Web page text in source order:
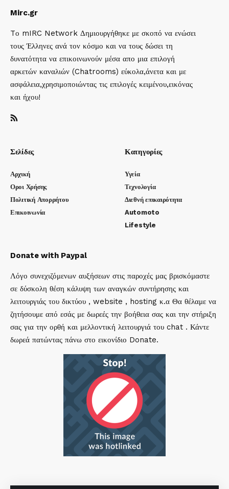
Mirc.gr
Tο mIRC Network Δημιουργήθηκε με σκοπό να ενώσει
τους Έλληνες ανά τον κόσμο και να τους δώσει τη
δυνατότητα να επικοινωνούν μέσα απο μια επιλογή
αρκετών καναλιών (Chatrooms) εύκολα,άνετα και με
ασφάλεια,χρησιμοποιώντας τις επιλογές κειμένου,εικόνας
και ήχου!
Σελίδες
Αρχική
Οροι Χρήσης
Πολιτική Απορρήτου
Επικοινωνία
Κατηγορίες
Υγεία
Τεχνολογία
Διεθνή επικαιρότητα
Automoto
Lifestyle
Donate with Paypal
Λόγο συνεχιζόμενων αυξήσεων στις παροχές μας βρισκόμαστε
σε δύσκολη θέση κάλυψη των αναγκών συντήρησης και
λειτουργιάς του δικτύου , website , hosting κ.α Θα θέλαμε να
ζητήσουμε από εσάς με δωρεές την βοήθεια σας και την στήριξη
σας για την ορθή και μελλοντική λειτουργιά του chat . Κάντε
δωρεά πατώντας πάνω στο εικονίδιο Donate.